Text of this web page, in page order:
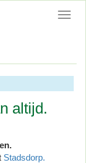
altijd.
Stadsdorp.